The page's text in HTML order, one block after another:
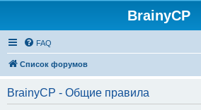
BrainyCP
FAQ
Список форумов
BrainyCP - Общие правила